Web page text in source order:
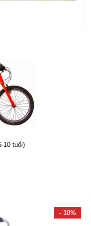
10 tuổi)
- 10%